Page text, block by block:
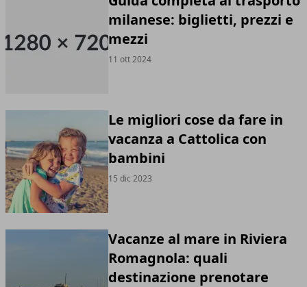
milanese: biglietti, prezzi e
mezzi
11 ott 2024
Le migliori cose da fare in
vacanza a Cattolica con
bambini
15 dic 2023
Vacanze al mare in Riviera
Romagnola: quali
destinazione prenotare